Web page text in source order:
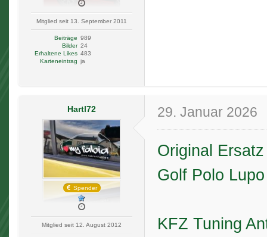
Mitglied seit 13. September 2011
Beiträge 989
Bilder 24
Erhaltene Likes 483
Karteneintrag ja
Hartl72
Spender
Mitglied seit 12. August 2012
29. Januar 2026
Original
Golf Polo
KFZ Tuning